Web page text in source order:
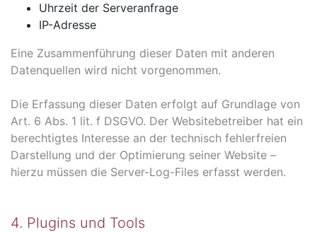
Uhrzeit der Serveranfrage
IP-Adresse
Eine Zusammenführung dieser Daten mit anderen
Datenquellen wird nicht vorgenommen.
Die Erfassung dieser Daten erfolgt auf Grundlage von
Art. 6 Abs. 1 lit. f DSGVO. Der Websitebetreiber hat ein
berechtigtes Interesse an der technisch fehlerfreien
Darstellung und der Optimierung seiner Website –
hierzu müssen die Server-Log-Files erfasst werden.
4. Plugins und Tools